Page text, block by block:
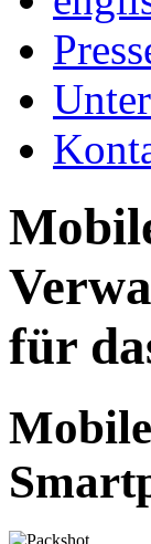
für